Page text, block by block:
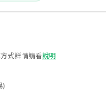
式詳情請看說明
)